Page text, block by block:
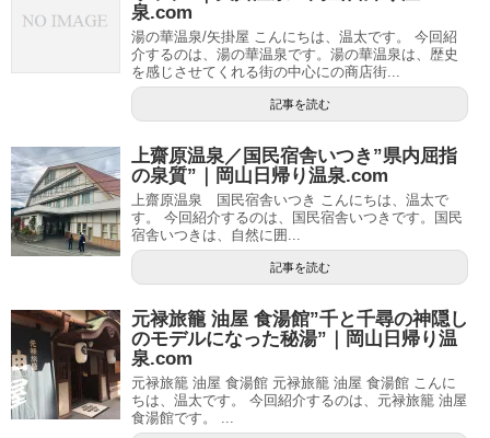
泉.com
湯の華温泉/矢掛屋 こんにちは、温太です。 今回紹
介するのは、湯の華温泉です。湯の華温泉は、歴史
を感じさせてくれる街の中心にの商店街...
記事を読む
上齋原温泉／国民宿舎いつき”県内屈指
の泉質”｜岡山日帰り温泉.com
上齋原温泉 国民宿舎いつき こんにちは、温太で
す。 今回紹介するのは、国民宿舎いつきです。国民
宿舎いつきは、自然に囲...
記事を読む
元禄旅籠 油屋 食湯館”千と千尋の神隠し
のモデルになった秘湯”｜岡山日帰り温
泉.com
元禄旅籠 油屋 食湯館 元禄旅籠 油屋 食湯館 こんに
ちは、温太です。 今回紹介するのは、元禄旅籠 油屋
食湯館です。 ...